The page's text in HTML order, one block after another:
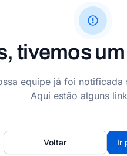
tivemos
equipe já foi notificada
Aqui estão alguns
Ir
Voltar